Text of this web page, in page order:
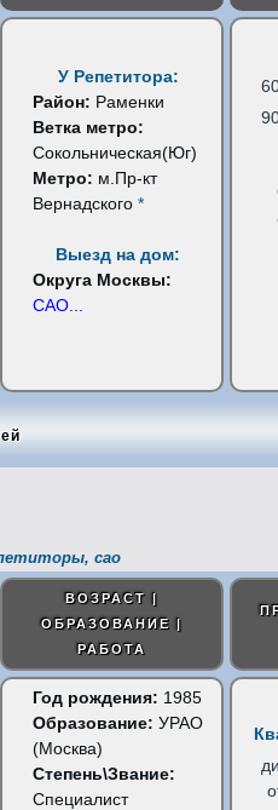
У Репетитора:
Район: Раменки
Ветка метро:
Сокольническая(Юг)
Метро: м.Пр-кт
Вернадского*
Выезд на дом:
Округа Москвы:
САО
сао
ВОЗРАСТ |
ОБРАЗОВАНИЕ |
РАБОТА
Год рождения: 1985
Образование: УРАО
(Москва)
Степень\Звание:
Специалист